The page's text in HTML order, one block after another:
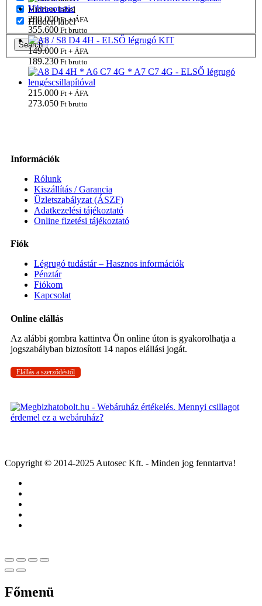
Hidden label
Hidden label
Search
280.000Ft + ÁFA
355.600 Ft brutto
149.000 Ft + ÁFA
189.230 Ft brutto
215.000 Ft + ÁFA
273.050 Ft brutto
Információk
Rólunk
Kiszállítás / Garancia
Üzletszabályzat (ÁSZF)
Adatkezelési tájékoztató
Online fizetési tájékoztató
Fiók
Légrugó tudástár – Hasznos információk
Pénztár
Fiókom
Kapcsolat
Online elállás
Az alábbi gombra kattintva Ön online úton is gyakorolhatja a
jogszabályban biztosított 14 napos elállási jogát.
Elállás a szerződéstől
Copyright © 2014-2025 Autosec Kft. - Minden jog fenntartva!
Főmenü